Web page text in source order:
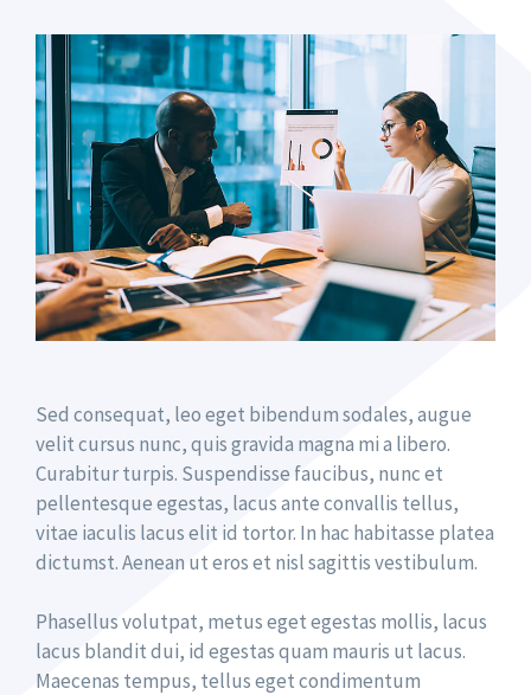
Sed consequat, leo eget bibendum sodales, augue
velit cursus nunc, quis gravida magna mi a libero.
Curabitur turpis. Suspendisse faucibus, nunc et
pellentesque egestas, lacus ante convallis tellus,
vitae iaculis lacus elit id tortor. In hac habitasse platea
dictumst. Aenean ut eros et nisl sagittis vestibulum.
Phasellus volutpat, metus eget egestas mollis, lacus
lacus blandit dui, id egestas quam mauris ut lacus.
Maecenas tempus, tellus eget condimentum